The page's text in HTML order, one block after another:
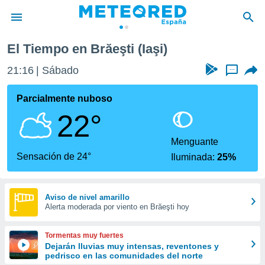
de
por
se
calidad.
a este
las
y
digital
basada
El Tiempo en Brăeşti (Iaşi)
21:16 Sábado ...
Parcialmente nuboso
22°
Sensación de 24°
Menguante
Iluminada:25%
Aviso de nivel amarillo
Alerta moderada por viento en Brăeşti hoy
Tormentas muy fuertes
Dejarán lluvias muy intensas, reventones y
pedrisco en las comunidades del norte